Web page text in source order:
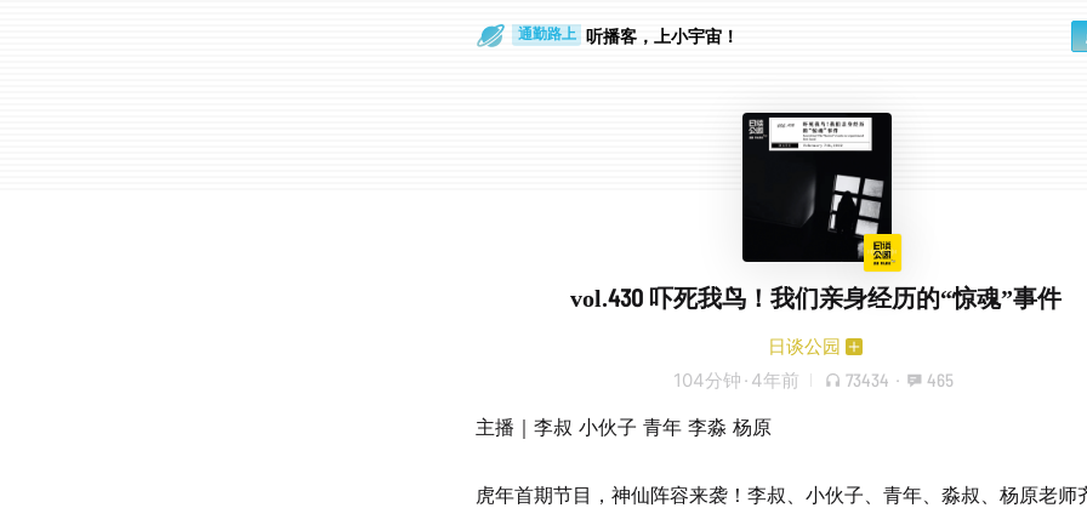
通勤路上 听播客，上小宇宙！
vol.430 吓死我鸟！我们亲身经历的“惊魂”事件
日谈公园
104分钟 · 4年前 73434 · 465
主播｜李叔 小伙子 青年 李淼 杨原
虎年首期节目，神仙阵容来袭！李叔、小伙子、青年、淼叔、杨原老师